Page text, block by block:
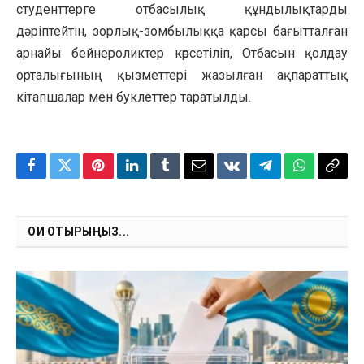
студенттерге отбасылық құндылықтарды
дәріптейтін, зорлық-зомбылыққа қарсы бағытталған
арнайы бейнероликтер көрсетіліп, Отбасын қолдау
орталығының қызметтері жазылған ақпараттық
кітапшалар мен буклеттер таратылды.
Facebook
TwitterPinterestLinkedInTumblrEmailVKontakte
TelegramWhatsApp
Copy
ОҚИ ОТЫРЫҢЫЗ...